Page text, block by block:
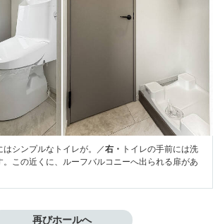
はシンプルなトイレが。／右・ トイレの手前には洗
この近くに、ルーフバルコニーへ出られる扉があ
再びホールへ